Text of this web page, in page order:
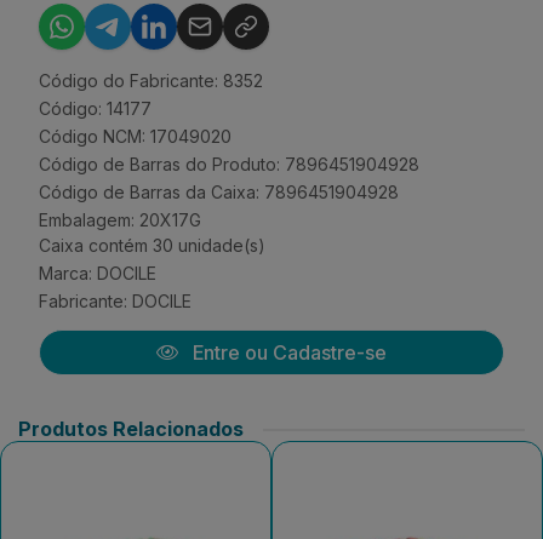
Código do Fabricante: 8352
Código: 14177
Código NCM: 17049020
Código de Barras do Produto: 7896451904928
Código de Barras da Caixa: 7896451904928
Embalagem: 20X17G
Caixa contém 30 unidade(s)
Marca: DOCILE
Fabricante: DOCILE
Entre ou Cadastre-se
Produtos Relacionados